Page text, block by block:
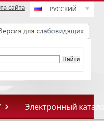
сайта РУССКИЙ
Электронный каталог